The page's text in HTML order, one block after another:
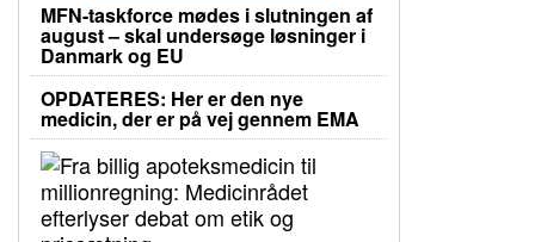
MFN-taskforce mødes i slutningen af
august – skal undersøge løsninger i
Danmark og EU
OPDATERES: Her er den nye
medicin, der er på vej gennem EMA